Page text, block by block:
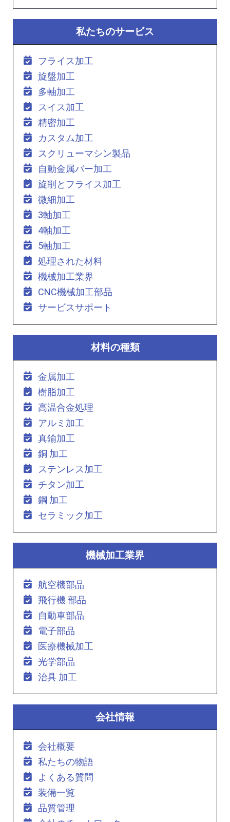
私たちのサービス
フライス加工
旋盤加工
多軸加工
スイス加工
精密加工
カスタム加工
スクリューマシン製品
自動金属バー加工
旋削とフライス加工
微細加工
3軸加工
4軸加工
5軸加工
処理された材料
機械加工業界
CNC機械加工部品
サービスサポート
材料の種類
金属加工
樹脂加工
高温合金処理
アルミ加工
真鍮加工
銅 加工
ステンレス加工
チタン加工
鋼 加工
セラミック加工
機械加工業界
航空機部品
飛行機 部品
自動車部品
電子部品
医療機械加工
光学部品
治具 加工
会社情報
会社概要
私たちの物語
よくある質問
装備一覧
品質管理